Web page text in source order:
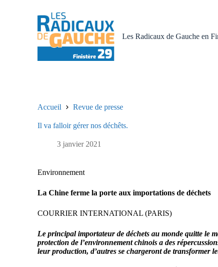
Les Radicaux de Gauche en
Accueil Revue de presse
Il va falloir gérer nos déchêts.
3 janvier 2021
Environnement
La Chine ferme la porte aux importations de déchets
COURRIER INTERNATIONAL (PARIS)
Le principal importateur de déchets au monde quitte le
protection de l’environnement chinois a des
leur production, d’autres se chargeront de transformer